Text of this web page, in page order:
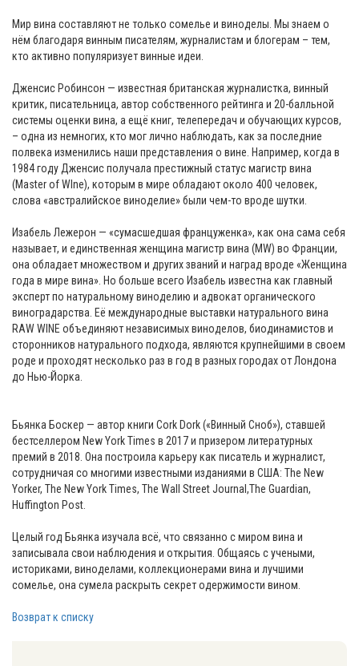
Мир вина составляют не только сомелье и виноделы. Мы знаем о
нём благодаря винным писателям, журналистам и блогерам – тем,
кто активно популяризует винные идеи.
Дженсис Робинсон — известная британская журналистка, винный
критик, писательница, автор собственного рейтинга и 20-балльной
системы оценки вина, а ещё книг, телепередач и обучающих курсов,
– одна из немногих, кто мог лично наблюдать, как за последние
полвека изменились наши представления о вине. Например, когда в
1984 году Дженсис получала престижный статус магистр вина
(Master of WIne), которым в мире обладают около 400 человек,
слова «австралийское виноделие» были чем-то вроде шутки.
Изабель Лежерон — «сумасшедшая француженка», как она сама себя
называет, и единственная женщина магистр вина (MW) во Франции,
она обладает множеством и других званий и наград вроде «Женщина
года в мире вина». Но больше всего Изабель известна как главный
эксперт по натуральному виноделию и адвокат органического
виноградарства. Её международные выставки натурального вина
RAW WINE объединяют независимых виноделов, биодинамистов и
сторонников натурального подхода, являются крупнейшими в своем
роде и проходят несколько раз в год в разных городах от Лондона
до Нью-Йорка.
Бьянка Боскер — автор книги Cork Dork («Винный Сноб»), ставшей
бестселлером New York Times в 2017 и призером литературных
премий в 2018. Она построила карьеру как писатель и журналист,
сотрудничая со многими известными изданиями в США: The New
Yorker, The New York Times, The Wall Street Journal,The Guardian,
Huffington Post.
Целый год Бьянка изучала всё, что связанно с миром вина и
записывала свои наблюдения и открытия. Общаясь с учеными,
историками, виноделами, коллекционерами вина и лучшими
сомелье, она сумела раскрыть секрет одержимости вином.
Возврат к списку